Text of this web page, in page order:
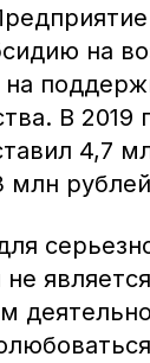
на
на
В 2019
4,7
млн
не